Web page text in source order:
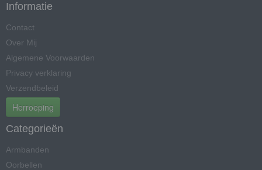
Informatie
Contact
Over Mij
Algemene Voorwaarden
Privacy verklaring
Verzendbeleid
Herroeping
Categorieën
Armbanden
Oorbellen